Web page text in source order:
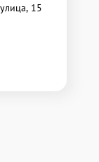
15